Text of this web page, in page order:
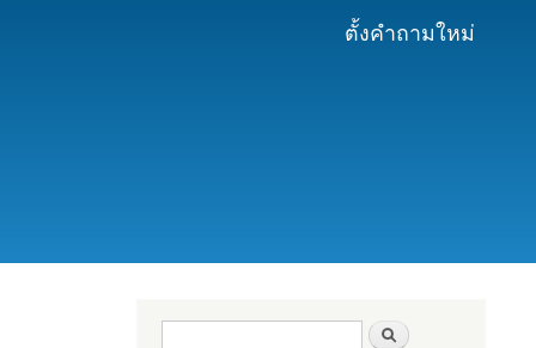
ตั้งคำถามใหม่
ฟอร์มค้นหา